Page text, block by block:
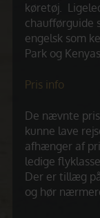
køretøj.
chaufførguide
engelsk som
Park og
Pris info
De nævnte
kunne lave
afhænger af
ledige
Der er tillæg
og hør